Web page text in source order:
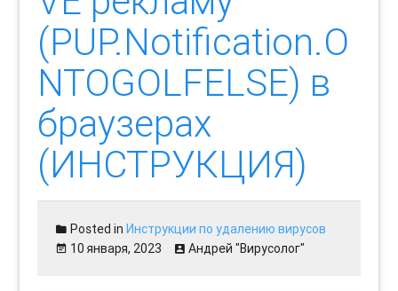
(PUP.Notification.O
NTOGOLFELSE) в
браузерах
(ИНСТРУКЦИЯ)
Posted inИнструкции по удалению вирусов
10 января, 2023
Андрей "Вирусолог"